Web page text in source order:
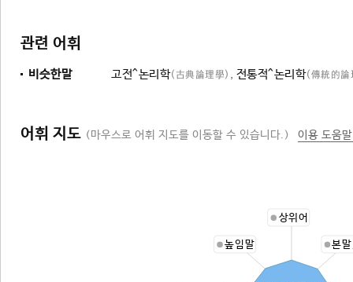
관련 어휘
비슷한말 고전^논리학(古典論理學) , 전통적^논리학(傳統的論
어휘 지도 (마우스로 어휘 지도를 이동할 수 있습니다.) 이용 도움
상위어
본
높임말